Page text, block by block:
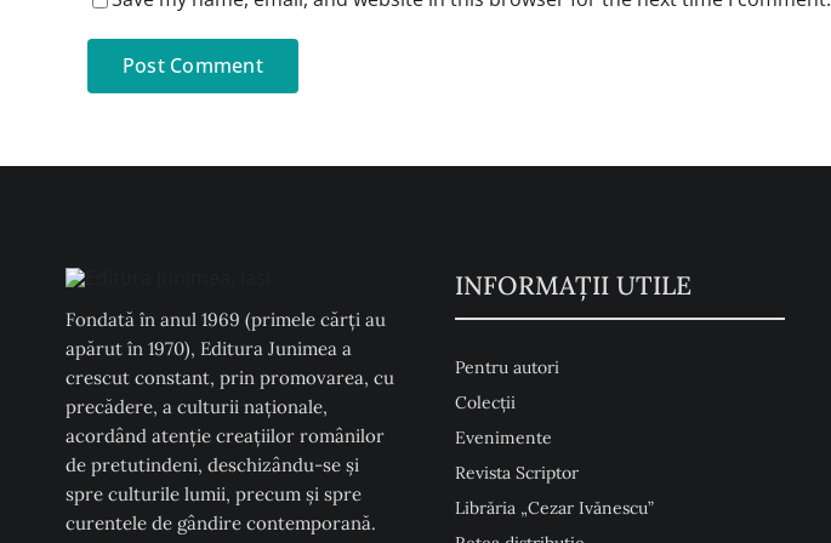
Fondată în anul 1969 (primele cărți au
apărut în 1970), Editura Junimea a
crescut constant, prin promovarea, cu
precădere, a culturii naţionale,
acordând atenţie creaţiilor românilor
de pretutindeni, deschizându-se şi
spre culturile lumii, precum şi spre
curentele de gândire contemporană.
INFORMAŢII UTILE
Pentru autori
Colecţii
Evenimente
Revista Scriptor
Librăria „Cezar Ivănescu”